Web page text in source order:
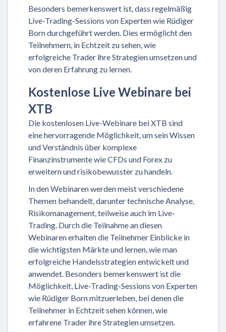
Besonders bemerkenswert ist, dass regelmäßig
Live-Trading-Sessions von Experten wie Rüdiger
Born durchgeführt werden. Dies ermöglicht den
Teilnehmern, in Echtzeit zu sehen, wie
erfolgreiche Trader ihre Strategien umsetzen und
von deren Erfahrung zu lernen.
Kostenlose Live Webinare bei
XTB
Die kostenlosen Live-Webinare bei XTB sind
eine hervorragende Möglichkeit, um sein Wissen
und Verständnis über komplexe
Finanzinstrumente wie CFDs und Forex zu
erweitern und risikobewusster zu handeln.
In den Webinaren werden meist verschiedene
Themen behandelt, darunter technische Analyse,
Risikomanagement, teilweise auch im Live-
Trading. Durch die Teilnahme an diesen
Webinaren erhalten die Teilnehmer Einblicke in
die wichtigsten Märkte und lernen, wie man
erfolgreiche Handelsstrategien entwickelt und
anwendet. Besonders bemerkenswert ist die
Möglichkeit, Live-Trading-Sessions von Experten
wie Rüdiger Born mitzuerleben, bei denen die
Teilnehmer in Echtzeit sehen können, wie
erfahrene Trader ihre Strategien umsetzen.